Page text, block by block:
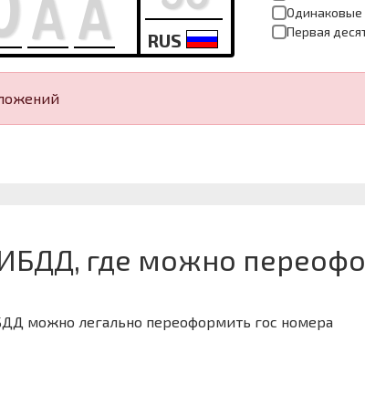
RUS
Первая
где можно
можно легально переоформить гос номера